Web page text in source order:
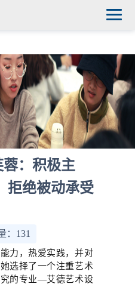
：积极主
拒绝被动承受
： 131
力，热爱实践，并对
选择了一个注重艺术
的专业—艾德艺术设